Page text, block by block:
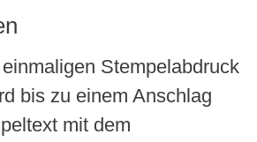
Stempelabdruck
bis zu einem Anschlag
mit dem